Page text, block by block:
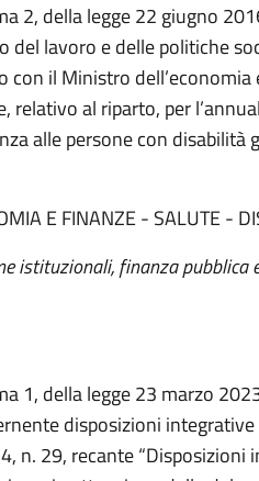
2, della legge 22 giugno
lavoro e delle politiche
il Ministro dell’economia
relativo al riparto, per
alle persone con disabilità
E FINANZE - SALUTE -
istituzionali, finanza pubblica
1, della legge 23 marzo
disposizioni
n. 29, recante “Disposizioni